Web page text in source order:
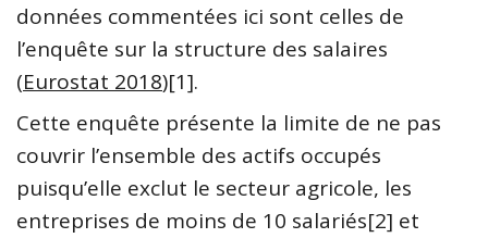
données commentées ici sont celles de
l’enquête sur la structure des salaires
(Eurostat 2018)[1].
Cette enquête présente la limite de ne pas
couvrir l’ensemble des actifs occupés
puisqu’elle exclut le secteur agricole, les
entreprises de moins de 10 salariés[2] et